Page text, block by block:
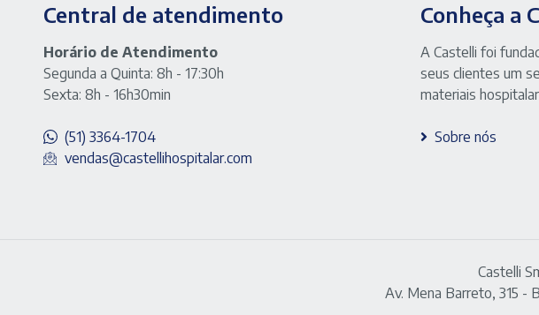
Central de atendimento
Horário de Atendimento
Segunda a Quinta: 8h - 17:30h
Sexta: 8h - 16h30min
(51) 3364-1704
vendas@castellihospitalar.com
Conheça a
A Castelli foi
seus clientes um
materiais
Sobre nós
Castelli
Av. Mena Barreto, 315 -